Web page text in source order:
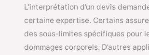
L’interprétation d’un devis
certaine expertise. Certains
des sous-limites spécifiques pour
dommages corporels. D’autres